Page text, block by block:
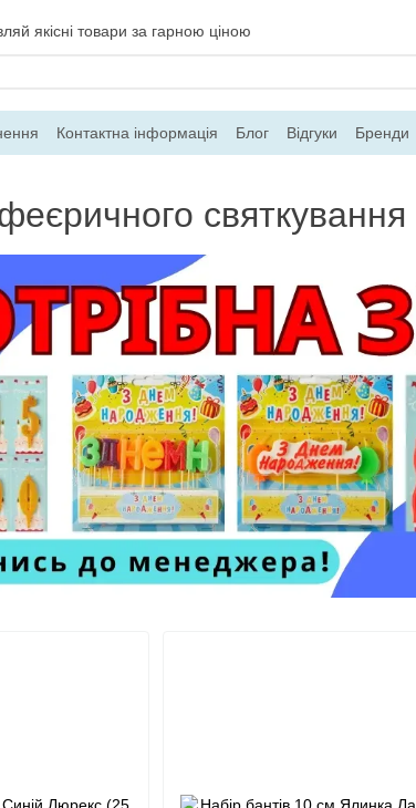
якісні товари за гарною ціною
Контактна інформація Блог Відгуки Бренди
святкування